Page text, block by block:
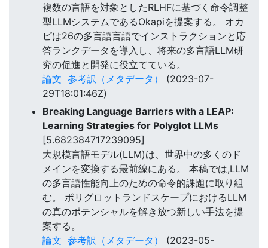
複数の言語を対象としたRLHFに基づく命令調整
型LLMシステムであるOkapiを提案する。 オカ
ピは26の多言語言語でインストラクションと応
答ランクデータを導入し、将来の多言語LLM研
究の促進と開発に役立てている。
論文 参考訳（メタデータ）
(2023-07-
29T18:01:46Z)
Breaking Language Barriers with a LEAP:
Learning Strategies for Polyglot LLMs
[5.682384717239095]
大規模言語モデル(LLM)は、世界中の多くのド
メインを変換する最前線にある。 本稿では,LLM
の多言語性能向上のための命令的課題に取り組
む。 ポリグロットランドスケープにおけるLLM
の真のポテンシャルを解き放つ新しい手法を提
案する。
論文 参考訳（メタデータ）
(2023-05-